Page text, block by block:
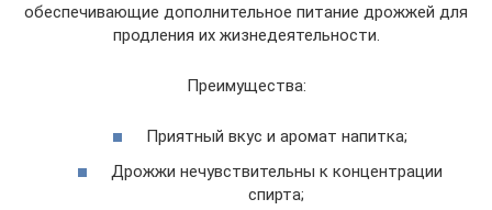
обеспечивающие дополнительное питание дрожжей для
продления их жизнедеятельности.
Преимущества:
Приятный вкус и аромат напитка;
Дрожжи нечувствительны к концентрации
спирта;